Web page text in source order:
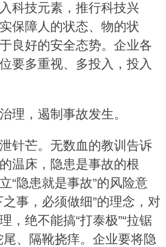
科技元素，推行科技兴
保障人的状态、物的状
良好的安全态势。企业各
要多重视、多投入，投入
理，遏制事故发生。
针芒。无数血的教训告诉
温床，隐患是事故的根
“隐患就是事故”的风险意
事，必须做细”的理念，对
，绝不能搞“打泰极”“拉锯
尾、隔靴挠痒。企业要将隐